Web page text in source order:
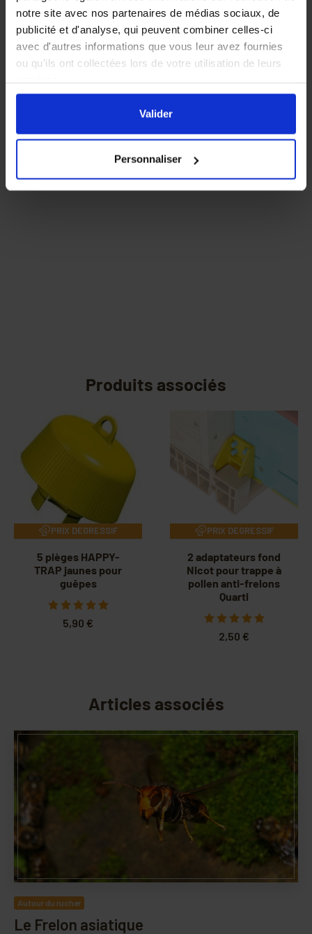
notre site avec nos partenaires de médias sociaux, de
publicité et d'analyse, qui peuvent combiner celles-ci
avec d'autres informations que vous leur avez fournies
ou qu'ils ont collectées lors de votre utilisation de leurs
En cliquant sur le boutonValidervous acceptez
l'ensemble des cookies de notre site ainsi que ceux de
nos partenaires. Vous pouvez également choisir les
Valider
Personnaliser
Produits associés
PRIX DEGRESSIF
5 pièges HAPPY-
TRAP jaunes pour
guêpes
5,90 €
PRIX DEGRESSIF
2 adaptateurs fond
Nicot pour trappe à
pollen anti-frelons
Quarti
2,50 €
Articles associés
Autour du rucher
Le Frelon asiatique